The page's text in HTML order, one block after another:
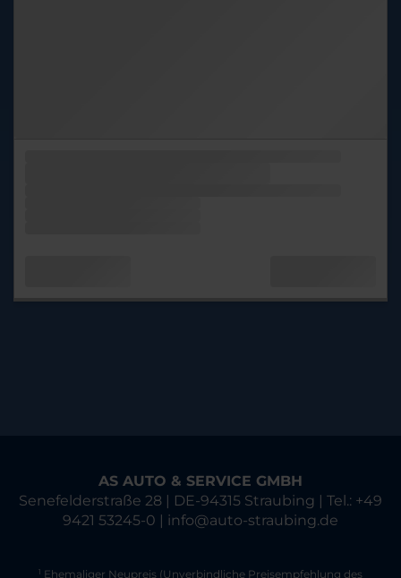
AS AUTO & SERVICE GMBH
Senefelderstraße 28 | DE-94315 Straubing | Tel.: +49
9421 53245-0 | info@auto-straubing.de
1 Ehemaliger Neupreis (Unverbindliche Preisempfehlung des